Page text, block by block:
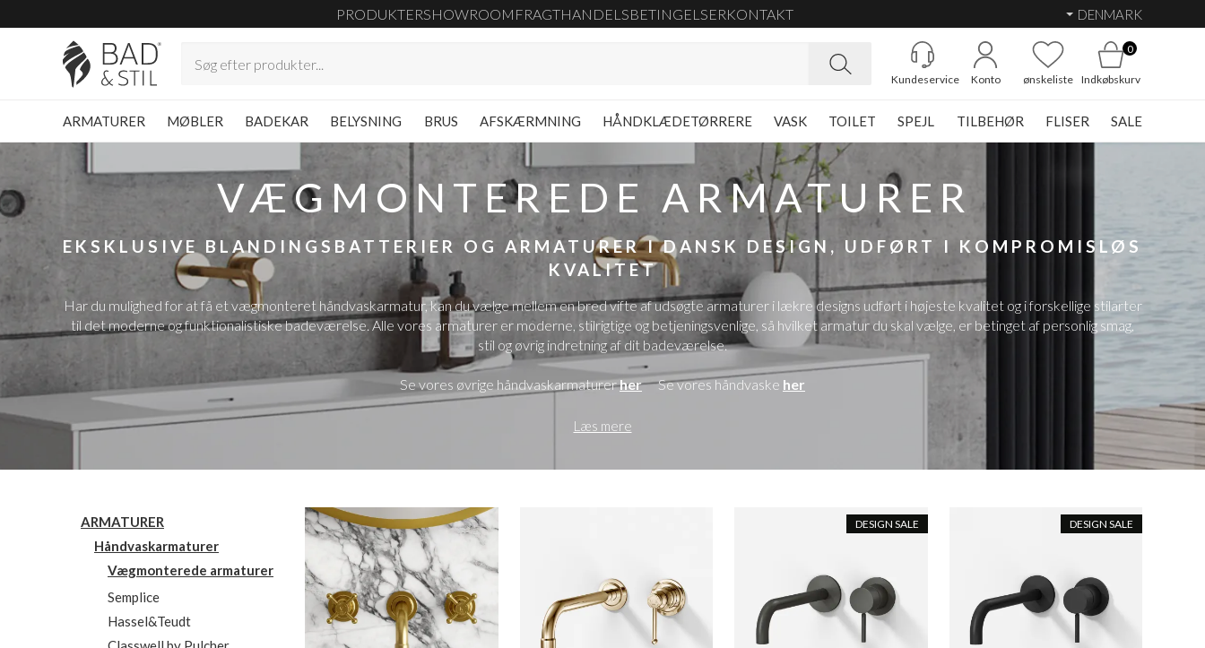
PRODUKTERSHOWROOM FRAGTHANDELSBETINGELSERKONTAKT DENMARK
Kundeservice Konto ønskeliste
0
Indkøbskurv
ARMATURER MØBLER BADEKAR BELYSNING BRUS AFSKÆRMNING HÅNDKLÆDETØRRERE VASK TOILET SPEJL TILBEHØR FLISER SALE
VÆGMONTEREDE ARMATURER
EKSKLUSIVE BLANDINGSBATTERIER OG ARMATURER I DANSK DESIGN, UDFØRT I KOMPROMISLØS
KVALITET
Har du mulighed for at få et vægmonteret håndvaskarmatur, kan du vælge mellem en bred vifte af udsøgte armaturer i lækre designs udført i højeste kvalitet og i forskellige stilarter
til det moderne og funktionalistiske badeværelse. Alle vores armaturer er moderne, stilrigtige og betjeningsvenlige, så hvilket armatur du skal vælge, er betinget af personlig smag,
stil og øvrig indretning af dit badeværelse.
Se vores øvrige håndvaskarmaturerherSe vores håndvaske her
Læs mere
ARMATURER
Håndvaskarmaturer
Vægmonterede armaturer
Semplice
Hassel&Teudt
DESIGN SALE DESIGN SALE